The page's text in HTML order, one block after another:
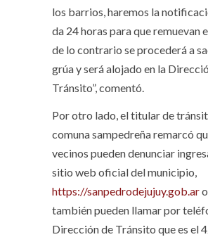
los barrios, haremos la
da 24 horas para que remuevan
de lo contrario se procederá a
grúa y será alojado en la
Tránsito”, comentó.
Por otro lado, el titular de
comuna sampedreña remarcó
vecinos pueden denunciar
sitio web oficial del municipio,
https://sanpedrodejujuy.gob.ar
también pueden llamar por
Dirección de Tránsito que es el